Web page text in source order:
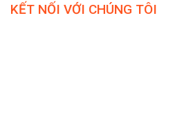
KẾT NỐI VỚI CHÚNG TÔI